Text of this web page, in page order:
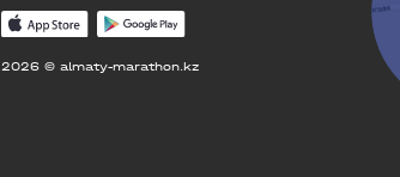
2026 © almaty-marathon.kz